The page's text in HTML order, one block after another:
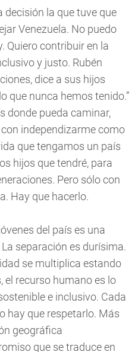
decisión la que tuve que
Venezuela. No puedo
Quiero contribuir en la
y justo. Rubén
dice a sus hijos
que nunca hemos tenido.”
donde pueda caminar,
independizarme como
que tengamos un país
hijos que tendré, para
Pero sólo con
Hay que hacerlo.
del país es una
separación es durísima.
se multiplica estando
el recurso humano es lo
e inclusivo. Cada
hay que respetarlo. Más
geográfica
que se traduce en